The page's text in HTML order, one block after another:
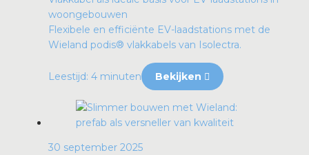
woongebouwen
Flexibele en efficiënte EV-laadstations met de
Wieland podis® vlakkabels van Isolectra.
Leestijd: 4 minuten Bekijken
30 september 2025